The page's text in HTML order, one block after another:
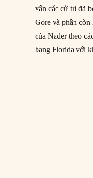
vấn các cử tri đã
Gore và phần còn
của Nader theo
bang Florida với